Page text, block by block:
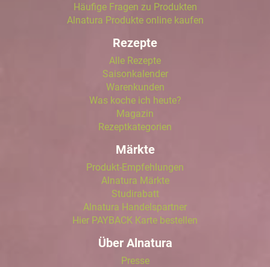
Häufige Fragen zu Produkten
Alnatura Produkte online kaufen
Rezepte
Alle Rezepte
Saisonkalender
Warenkunden
Was koche ich heute?
Magazin
Rezeptkategorien
Märkte
Produkt-Empfehlungen
Alnatura Märkte
Studirabatt
Alnatura Handelspartner
Hier PAYBACK Karte bestellen
Über Alnatura
Presse